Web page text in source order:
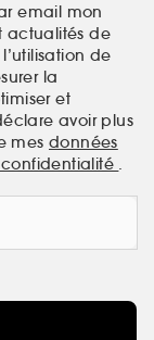
email mon
actualités de
de
la
et
avoir plus
mes données
.